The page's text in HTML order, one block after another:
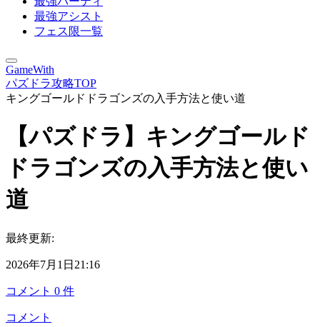
最強アシスト
フェス限一覧
GameWith
パズドラ攻略TOP
キングゴールドドラゴンズの入手方法と使い道
【パズドラ】キングゴールド
ドラゴンズの入手方法と使い
道
最終更新:
2026年7月1日21:16
コメント 0 件
コメント